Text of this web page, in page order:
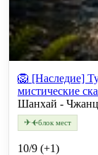
🦁 [Наследие]
мистические
Шанхай -
✈✈блок мест
10/9 (+1)